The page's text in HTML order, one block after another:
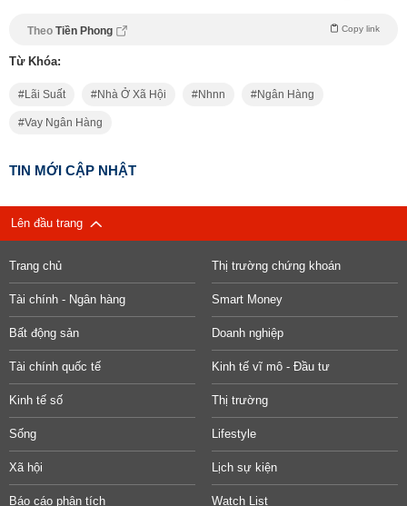
Theo Tiền Phong Copy link
Từ Khóa:
Lãi Suất Nhà Ở Xã Hội Nhnn Ngân Hàng
Vay Ngân Hàng
TIN MỚI CẬP NHẬT
Lên đầu trang
Trang chủ Thị trường chứng khoán
Tài chính - Ngân hàng Smart Money
Bất động sản Doanh nghiệp
Tài chính quốc tế Kinh tế vĩ mô - Đầu tư
Kinh tế số Thị trường
Sống Lifestyle
Xã hội Lịch sự kiện
Báo cáo phân tích Watch List